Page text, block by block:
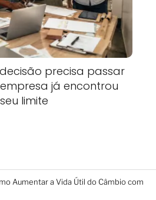
precisa passar
já encontrou
seu limite
Aumentar a Vida Útil do Câmbio com